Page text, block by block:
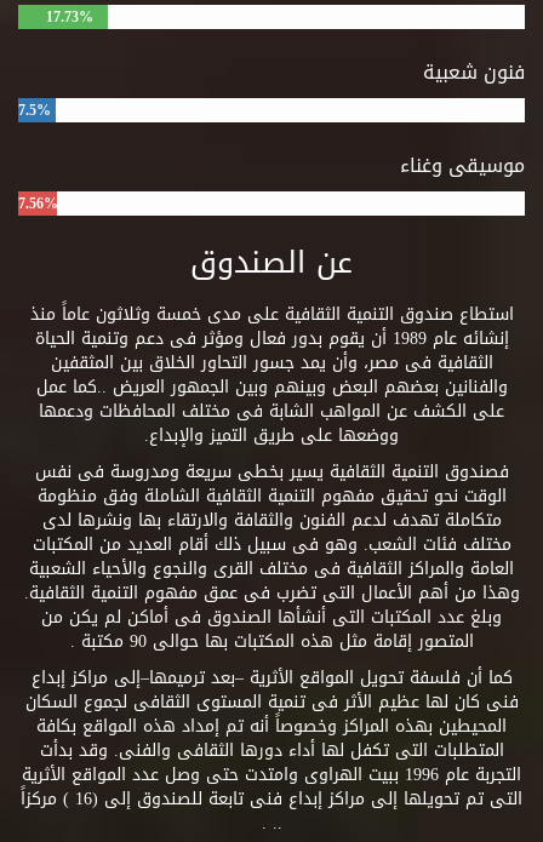
17.73%
فنون شعبية
7.5%
موسيقى وغناء
7.56%
عن الصندوق
استطاع صندوق التنمية الثقافية على مدى خمسة وثلاثون عاماً منذ
إنشائه عام 1989 أن يقوم بدور فعال ومؤثر فى دعم وتنمية الحياة
الثقافية فى مصر، وأن يمد جسور التحاور الخلاق بين المثقفين
والفنانين بعضهم البعض وبينهم وبين الجمهور العريض ..كما عمل
على الكشف عن المواهب الشابة فى مختلف المحافظات ودعمها
ووضعها على طريق التميز والإبداع.
فصندوق التنمية الثقافية يسير بخطى سريعة ومدروسة فى نفس
الوقت نحو تحقيق مفهوم التنمية الثقافية الشاملة وفق منظومة
متكاملة تهدف لدعم الفنون والثقافة والارتقاء بها ونشرها لدى
مختلف فئات الشعب. وهو فى سبيل ذلك أقام العديد من المكتبات
العامة والمراكز الثقافية فى مختلف القرى والنجوع والأحياء الشعبية
وهذا من أهم الأعمال التى تضرب فى عمق مفهوم التنمية الثقافية.
وبلغ عدد المكتبات التى أنشأها الصندوق فى أماكن لم يكن من
المتصور إقامة مثل هذه المكتبات بها حوالى 90 مكتبة .
كما أن فلسفة تحويل المواقع الأثرية –بعد ترميمها–إلى مراكز إبداع
فنى كان لها عظيم الأثر فى تنمية المستوى الثقافى لجموع السكان
المحيطين بهذه المراكز وخصوصاً أنه تم إمداد هذه المواقع بكافة
المتطلبات التى تكفل لها أداء دورها الثقافى والفنى. وقد بدأت
التجربة عام 1996 ببيت الهراوى وامتدت حتى وصل عدد المواقع الأثرية
التى تم تحويلها إلى مراكز إبداع فنى تابعة للصندوق إلى (16 ) مركزاً
.. .